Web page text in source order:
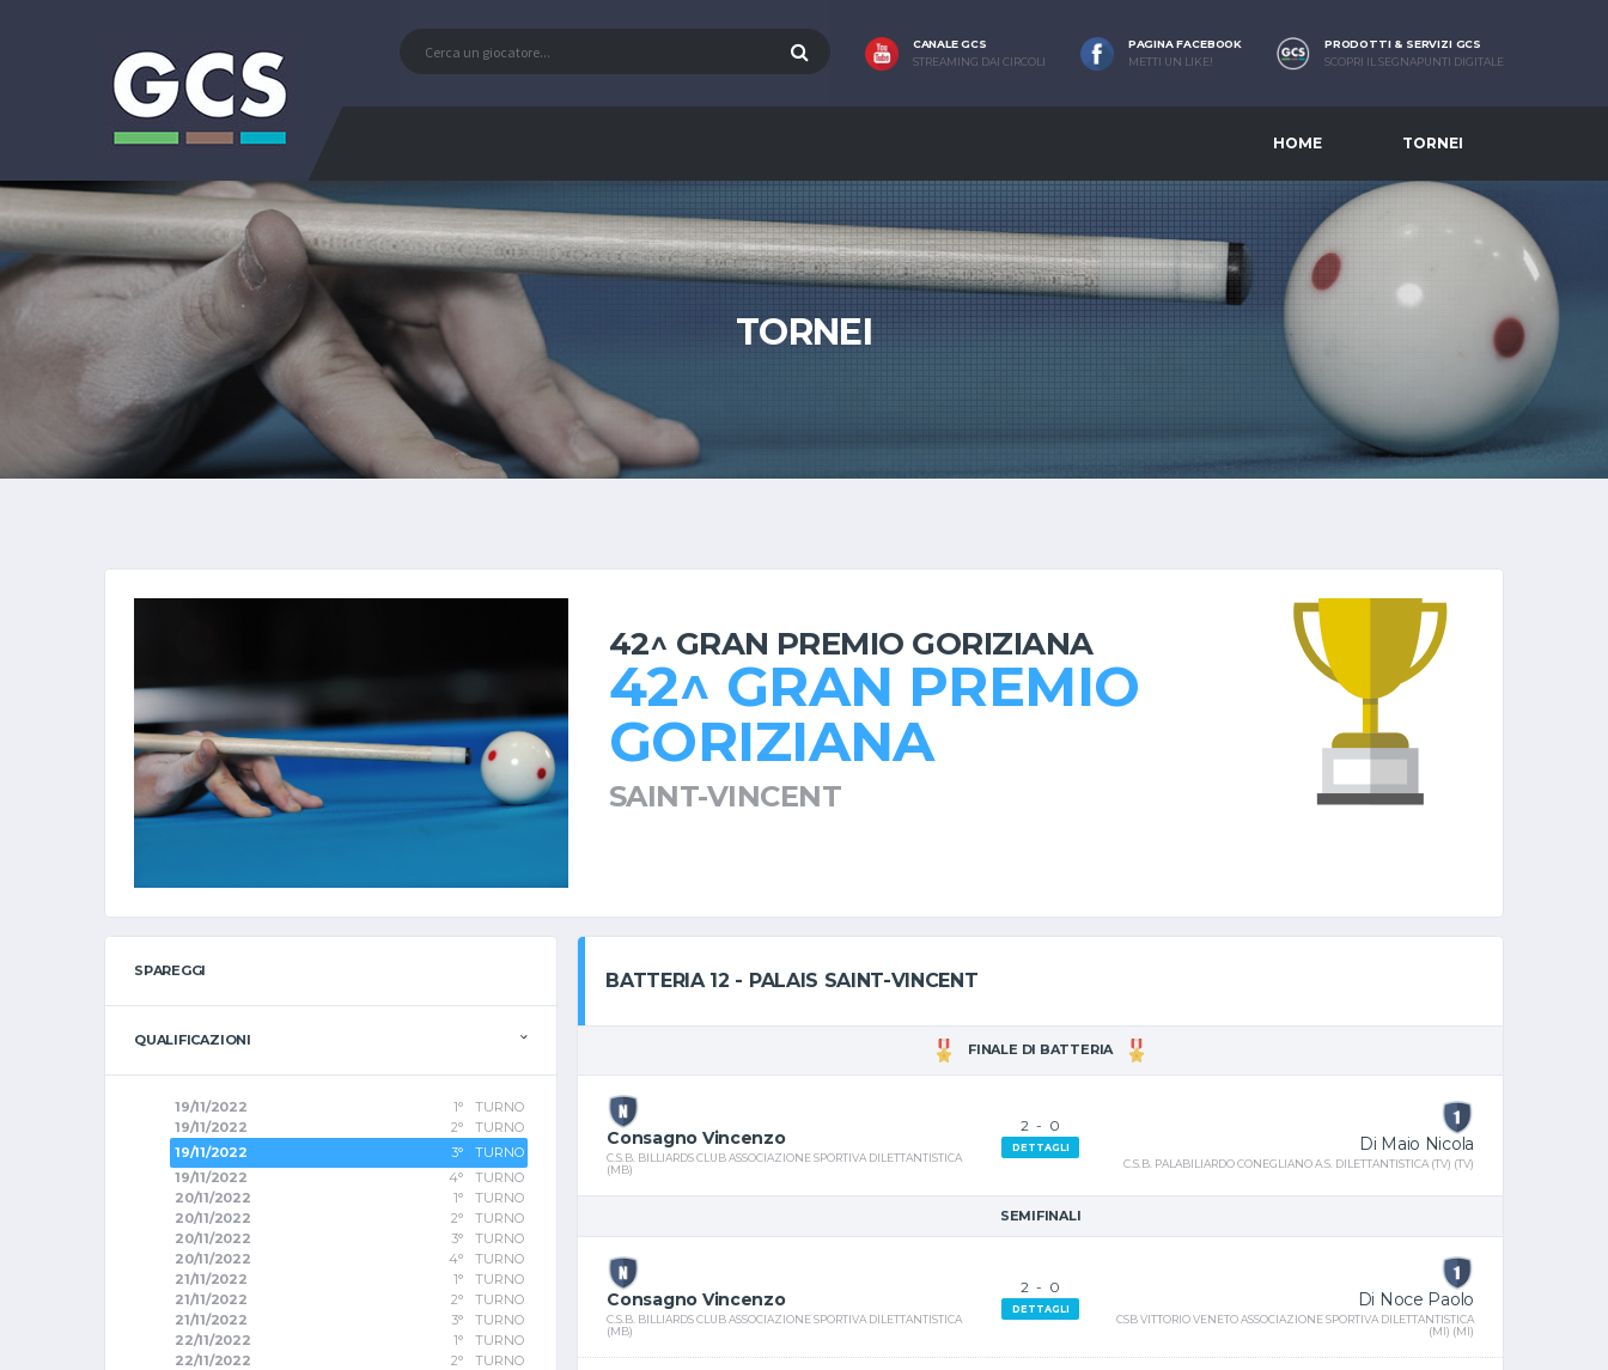
CANALE GCS
STREAMING DAI CIRCOLI
PAGINA FACEBOOK
METTI UN LIKE!
PRODOTTI & SERVIZI GCS
SCOPRI IL SEGNAPUNTI DIGITALE
HOME TORNEI
TORNEI
42^ GRAN PREMIO GORIZIANA
42^ GRAN PREMIO
GORIZIANA
SAINT-VINCENT
SPAREGGI
QUALIFICAZIONI
19/11/2022
1° TURNO
19/11/2022
2° TURNO
19/11/2022
3° TURNO
19/11/2022
4° TURNO
20/11/2022
1° TURNO
20/11/2022
2° TURNO
20/11/2022
3° TURNO
20/11/2022
4° TURNO
21/11/2022
1° TURNO
21/11/2022
2° TURNO
21/11/2022
3° TURNO
22/11/2022
1° TURNO
22/11/2022
2° TURNO
BATTERIA 12 - PALAIS SAINT-VINCENT
FINALE DI BATTERIA
Consagno Vincenzo
C.S.B. BILLIARDS CLUB ASSOCIAZIONE SPORTIVA DILETTANTISTICA
(MB)
2 - 0
DETTAGLI Di Maio Nicola
C.S.B. PALABILIARDO CONEGLIANO A.S. DILETTANTISTICA (TV) (TV)
SEMIFINALI
Consagno Vincenzo
C.S.B. BILLIARDS CLUB ASSOCIAZIONE SPORTIVA DILETTANTISTICA
(MB)
2 - 0
DETTAGLI Di Noce Paolo
CSB VITTORIO VENETO ASSOCIAZIONE SPORTIVA DILETTANTISTICA
(MI) (MI)